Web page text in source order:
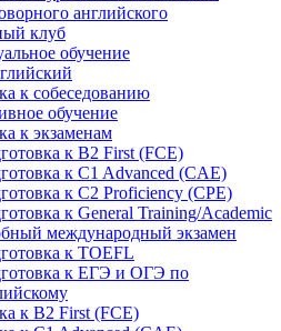
английского
клуб
обучение
к собеседованию
обучение
к экзаменам
к B2 First (FCE)
к C1 Advanced (CAE)
к C2 Proficiency (CPE)
к General Training/Academic
международный экзамен
к TOEFL
к ЕГЭ и ОГЭ по
к B2 First (FCE)